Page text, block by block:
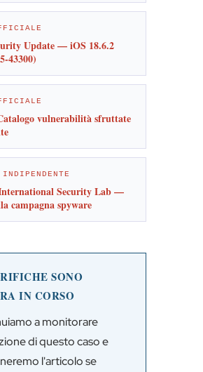
Update — iOS 18.6.2
43300)
vulnerabilità sfruttate
INDIPENDENTE
Security Lab —
campagna spyware
SONO
IN CORSO
a monitorare
di questo caso e
l'articolo se